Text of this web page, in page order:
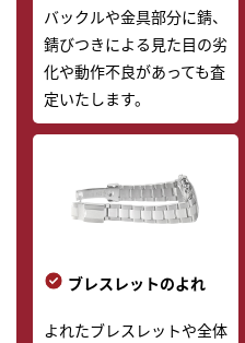
バックルや金具部分に錆、
錆びつきによる見た目の劣
化や動作不良があっても査
定いたします。
ブレスレットのよれ
よれたブレスレットや全体